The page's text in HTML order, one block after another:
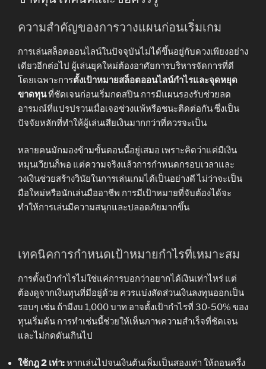
ความสำคัญของการวางแผนก่อนเริ่มเกม
การเล่นสล็อตออนไลน์ในปัจจุบันไม่ได้ขึ้นอยู่กับดวงเพียงอย่าง
เดียวอีกต่อไป ผู้เล่นยุคใหม่ต้องอาศัยการบริหารจัดการที่ดี
โดยเฉพาะการตั้งเป้าหมายสล็อตออนไลน์กำไรและจุดหยุด
ขาดทุนที่ชัดเจนก่อนเริ่มกดสปิน การมีแผนรองรับช่วยลด
อารมณ์ที่แปรปรวนเมื่อเจอช่วงแพ้หรือชนะติดต่อกัน ซึ่งเป็น
ปัจจัยหลักที่ทำให้ผู้เล่นเสียเงินมากกว่าที่ควรจะเป็น
หลายคนมักมองข้ามขั้นตอนนี้อยู่เสมอ เพราะคิดว่าแค่มีเงิน
หมุนเวียนก็พอ แต่ความจริงแล้วการกำหนดกรอบเวลาและ
วงเงินช่วยสร้างวินัยในการเล่นเกมได้เป็นอย่างดี ไม่ว่าจะเป็น
มือใหม่หรือนักเล่นมืออาชีพ การมีเป้าหมายที่จับต้องได้จะ
ทำให้การเล่นมีความสนุกและปลอดภัยมากขึ้น
เทคนิคการกำหนดเป้าหมายกำไรที่เหมาะสม
การตั้งเป้ากำไรไม่ใช่แค่การบอกว่าอยากได้เงินเท่าไหร่ แต่
ต้องดูจากเงินทุนที่มีอยู่ด้วย ควรแบ่งสัดส่วนเงินลงทุนออกเป็น
รอบๆ เช่น ถ้ามีงบ 1,000 บาท อาจตั้งเป้ากำไรที่ 30-50% ของ
ทุนเริ่มต้น การทำเช่นนี้ช่วยให้เห็นภาพความสำเร็จที่ชัดเจน
และไม่กดดันเกินไป
ใช้กฎ 2 เท่า:หากเล่นไปจนเงินต้นเพิ่มเป็นสองเท่า ให้ถอนครึ่ง